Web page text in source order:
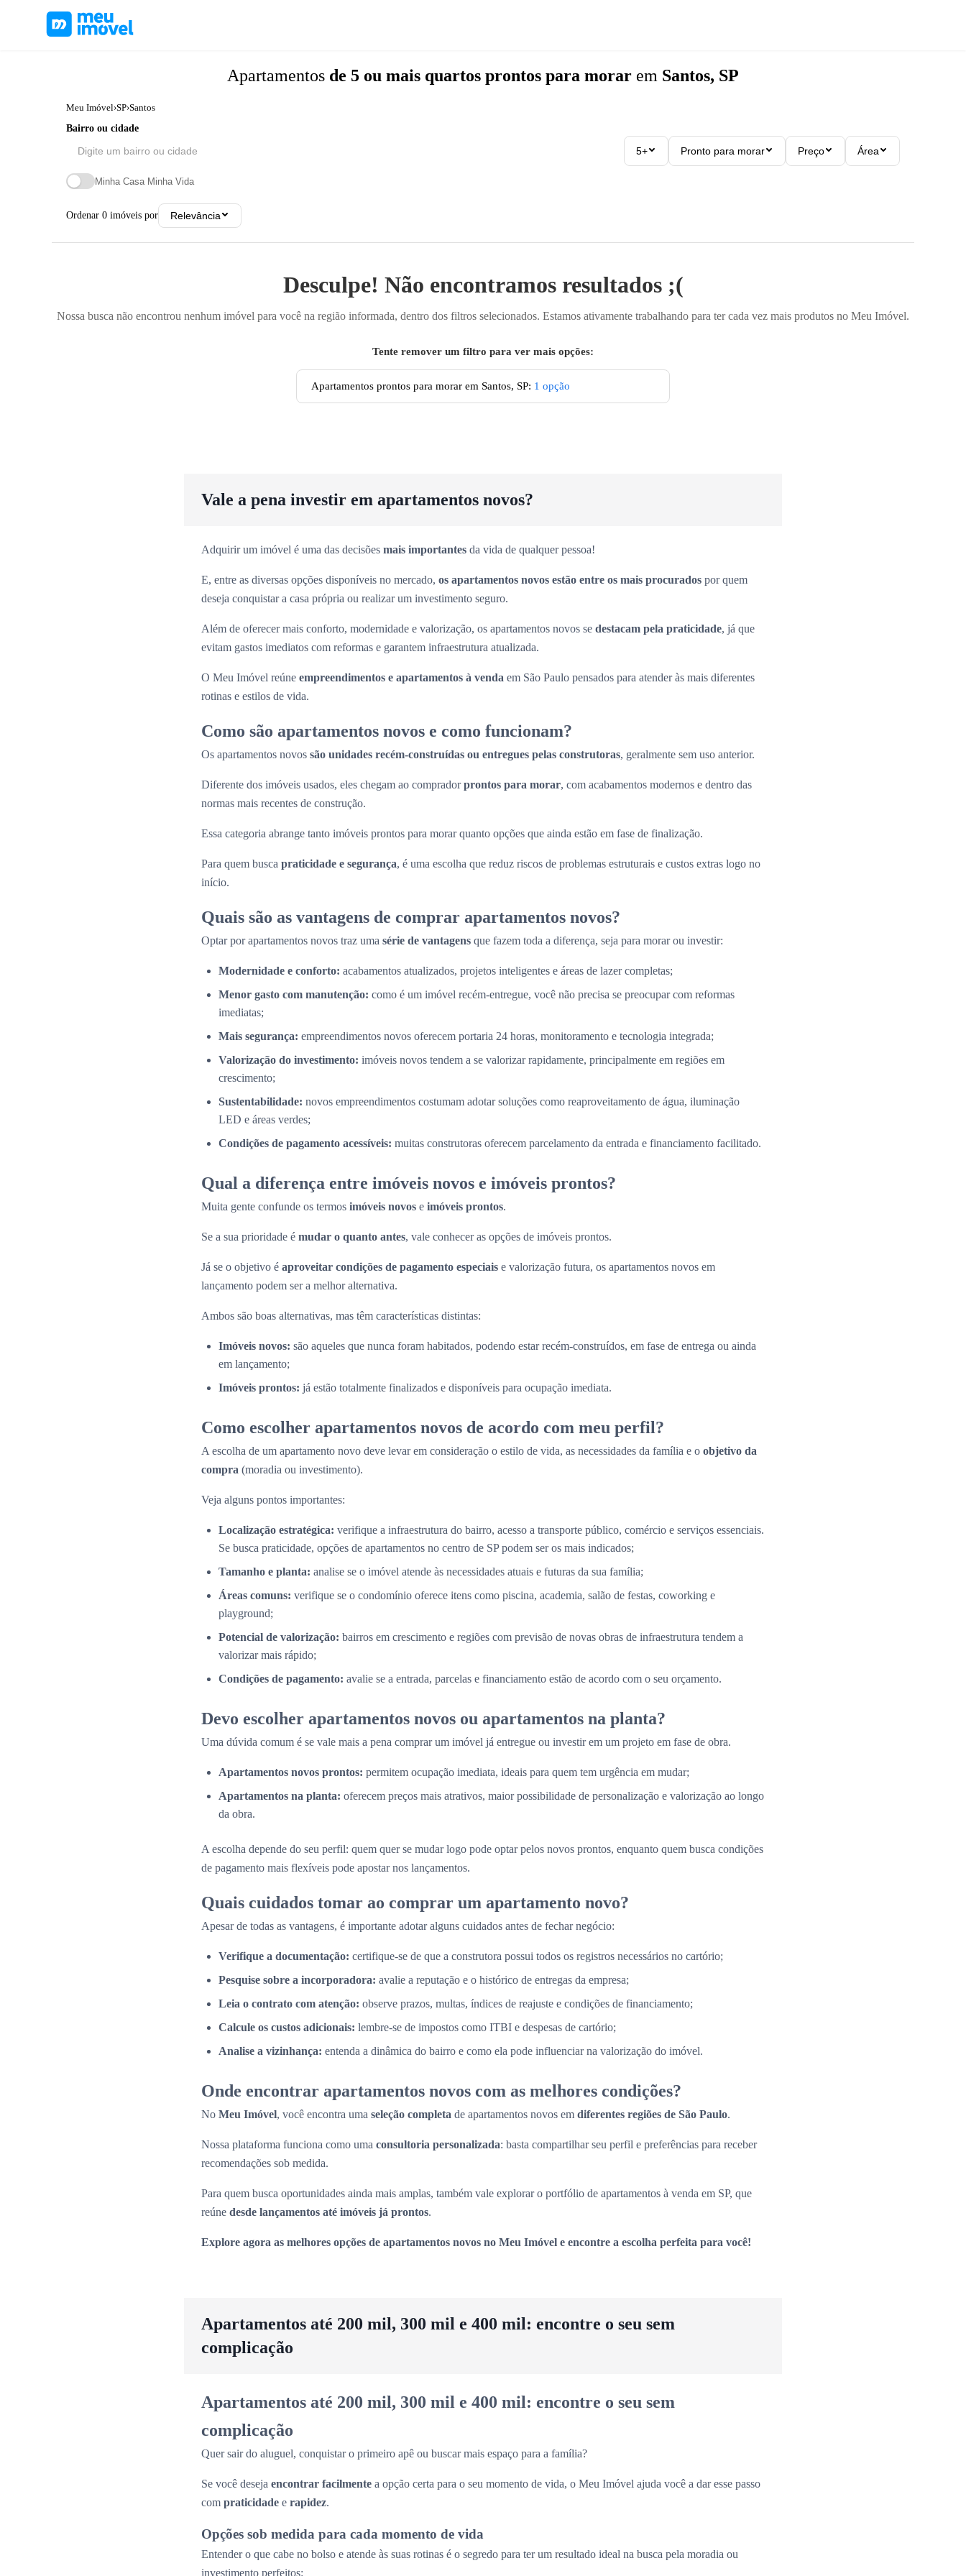
Apartamentos de 5 ou mais quartos prontos para morar em Santos, SP
Meu Imóvel›SP›Santos
Bairro ou cidade
5+ Pronto para morar Preço Área
Minha Casa Minha Vida
Ordenar 0 imóveis por Relevância
Desculpe! Não encontramos resultados ;(
Nossa busca não encontrou nenhum imóvel para você na região informada, dentro dos filtros selecionados. Estamos ativamente trabalhando para ter cada vez mais produtos no Meu Imóvel.
Tente remover um filtro para ver mais opções:
Apartamentos prontos para morar em Santos, SP: 1 opção
Vale a pena investir em apartamentos novos?
Adquirir um imóvel é uma das decisões mais importantes da vida de qualquer pessoa!
E, entre as diversas opções disponíveis no mercado, os apartamentos novos estão entre os mais procurados por quem
deseja conquistar a casa própria ou realizar um investimento seguro.
Além de oferecer mais conforto, modernidade e valorização, os apartamentos novos se destacam pela praticidade, já que
evitam gastos imediatos com reformas e garantem infraestrutura atualizada.
O Meu Imóvel reúne empreendimentos e apartamentos à venda em São Paulo pensados para atender às mais diferentes
rotinas e estilos de vida.
Como são apartamentos novos e como funcionam?
Os apartamentos novos são unidades recém-construídas ou entregues pelas construtoras, geralmente sem uso anterior.
Diferente dos imóveis usados, eles chegam ao compradorprontos para morar, com acabamentos modernos e dentro das
normas mais recentes de construção.
Essa categoria abrange tanto imóveis prontos para morar quanto opções que ainda estão em fase de finalização.
Para quem busca praticidade e segurança, é uma escolha que reduz riscos de problemas estruturais e custos extras logo no
início.
Quais são as vantagens de comprar apartamentos novos?
Optar por apartamentos novos traz uma série de vantagens que fazem toda a diferença, seja para morar ou investir:
Modernidade e conforto: acabamentos atualizados, projetos inteligentes e áreas de lazer completas;
Menor gasto com manutenção: como é um imóvel recém-entregue, você não precisa se preocupar com reformas
imediatas;
Mais segurança: empreendimentos novos oferecem portaria 24 horas, monitoramento e tecnologia integrada;
Valorização do investimento: imóveis novos tendem a se valorizar rapidamente, principalmente em regiões em
crescimento;
Sustentabilidade: novos empreendimentos costumam adotar soluções como reaproveitamento de água, iluminação
LED e áreas verdes;
Condições de pagamento acessíveis: muitas construtoras oferecem parcelamento da entrada e financiamento facilitado.
Qual a diferença entre imóveis novos e imóveis prontos?
Muita gente confunde os termos imóveis novos e imóveis prontos.
Se a sua prioridade é mudar o quanto antes, vale conhecer as opções de imóveis prontos.
Já se o objetivo é aproveitar condições de pagamento especiais e valorização futura, os apartamentos novos em
lançamento podem ser a melhor alternativa.
Ambos são boas alternativas, mas têm características distintas:
Imóveis novos: são aqueles que nunca foram habitados, podendo estar recém-construídos, em fase de entrega ou ainda
em lançamento;
Imóveis prontos: já estão totalmente finalizados e disponíveis para ocupação imediata.
Como escolher apartamentos novos de acordo com meu perfil?
A escolha de um apartamento novo deve levar em consideração o estilo de vida, as necessidades da família e o objetivo da
compra (moradia ou investimento).
Veja alguns pontos importantes:
Localização estratégica: verifique a infraestrutura do bairro, acesso a transporte público, comércio e serviços essenciais.
Se busca praticidade, opções de apartamentos no centro de SP podem ser os mais indicados;
Tamanho e planta: analise se o imóvel atende às necessidades atuais e futuras da sua família;
Áreas comuns: verifique se o condomínio oferece itens como piscina, academia, salão de festas, coworking e
playground;
Potencial de valorização: bairros em crescimento e regiões com previsão de novas obras de infraestrutura tendem a
valorizar mais rápido;
Condições de pagamento: avalie se a entrada, parcelas e financiamento estão de acordo com o seu orçamento.
Devo escolher apartamentos novos ou apartamentos na planta?
Uma dúvida comum é se vale mais a pena comprar um imóvel já entregue ou investir em um projeto em fase de obra.
Apartamentos novos prontos: permitem ocupação imediata, ideais para quem tem urgência em mudar;
Apartamentos na planta: oferecem preços mais atrativos, maior possibilidade de personalização e valorização ao longo
da obra.
A escolha depende do seu perfil: quem quer se mudar logo pode optar pelos novos prontos, enquanto quem busca condições
de pagamento mais flexíveis pode apostar nos lançamentos.
Quais cuidados tomar ao comprar um apartamento novo?
Apesar de todas as vantagens, é importante adotar alguns cuidados antes de fechar negócio:
Verifique a documentação: certifique-se de que a construtora possui todos os registros necessários no cartório;
Pesquise sobre a incorporadora: avalie a reputação e o histórico de entregas da empresa;
Leia o contrato com atenção: observe prazos, multas, índices de reajuste e condições de financiamento;
Calcule os custos adicionais: lembre-se de impostos como ITBI e despesas de cartório;
Analise a vizinhança: entenda a dinâmica do bairro e como ela pode influenciar na valorização do imóvel.
Onde encontrar apartamentos novos com as melhores condições?
No Meu Imóvel, você encontra uma seleção completa de apartamentos novos em diferentes regiões de São Paulo.
Nossa plataforma funciona como uma consultoria personalizada: basta compartilhar seu perfil e preferências para receber
recomendações sob medida.
Para quem busca oportunidades ainda mais amplas, também vale explorar o portfólio de apartamentos à venda em SP, que
reúne desde lançamentos até imóveis já prontos.
Explore agora as melhores opções de apartamentos novos no Meu Imóvel e encontre a escolha perfeita para você!
Apartamentos até 200 mil, 300 mil e 400 mil: encontre o seu sem
complicação
Apartamentos até 200 mil, 300 mil e 400 mil: encontre o seu sem
complicação
Quer sair do aluguel, conquistar o primeiro apê ou buscar mais espaço para a família?
Se você deseja encontrar facilmente a opção certa para o seu momento de vida, o Meu Imóvel ajuda você a dar esse passo
com praticidade e rapidez.
Opções sob medida para cada momento de vida
Entender o que cabe no bolso e atende às suas rotinas é o segredo para ter um resultado ideal na busca pela moradia ou
investimento perfeitos: